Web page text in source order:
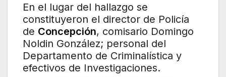
En el lugar del hallazgo se
constituyeron el director de Policía
de Concepción, comisario Domingo
Noldin González; personal del
Departamento de Criminalística y
efectivos de Investigaciones.